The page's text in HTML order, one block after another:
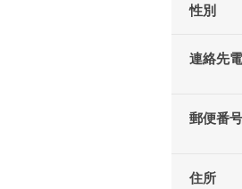
性別
連絡先
郵便番号
住所